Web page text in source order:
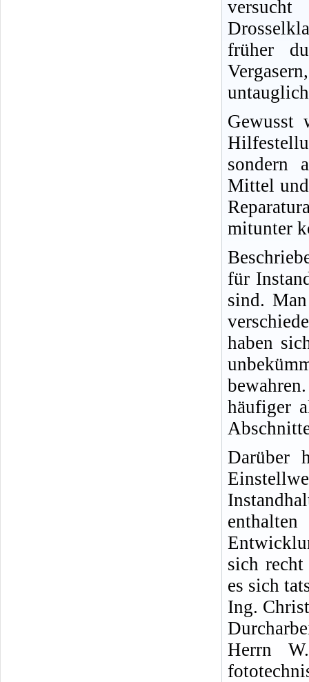
früher
Gewusst
sondern
Mittel und
mitunter
für
sind.
haben
häufiger
Darüber
sich
es sich
Ing.
Herrn